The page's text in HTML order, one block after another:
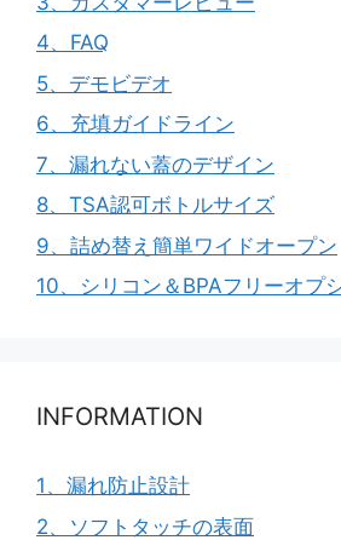
4、FAQ
5、デモビデオ
6、充填ガイドライン
7、漏れない蓋のデザイン
8、TSA認可ボトルサイズ
9、詰め替え簡単ワイドオープン
10、シリコン＆BPAフリーオプ
INFORMATION
1、漏れ防止設計
2、ソフトタッチの表面